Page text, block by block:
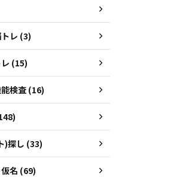
レ (3)
(15)
検査 (16)
)探し (33)
名 (69)